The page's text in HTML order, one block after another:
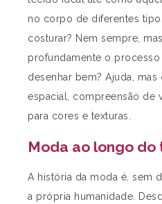
no corpo de diferentes
costurar? Nem sempre,
profundamente o
desenhar bem? Ajuda,
espacial, compreensão de
para cores e texturas.
Moda ao longo do
A história da moda é, sem
a própria humanidade.